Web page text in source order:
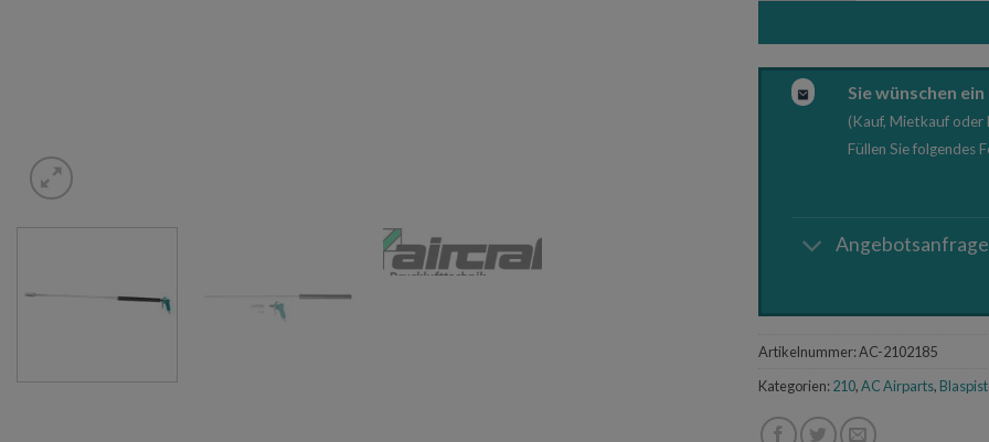
Sie wünschen
(Kauf, Mietkauf oder
Füllen Sie folgendes
Angebotsanfrage
Artikelnummer:AC-2102185
Kategorien: 210,AC Airparts,